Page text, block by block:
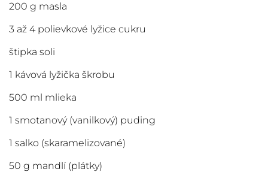
200 g masla
3 až 4 polievkové lyžice cukru
štipka soli
1 kávová lyžička škrobu
500 ml mlieka
1 smotanový (vanilkový) puding
1 salko (skaramelizované)
50 g mandlí (plátky)